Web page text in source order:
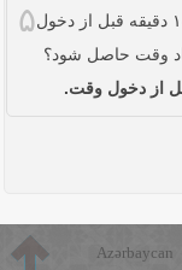
۵: آیا در روز جمعه ممکن است اذان ظهر ۱۵ دقیقه قبل از دخول
وقت حاصل شود؟
از دخول وقت.
Azərbaycan